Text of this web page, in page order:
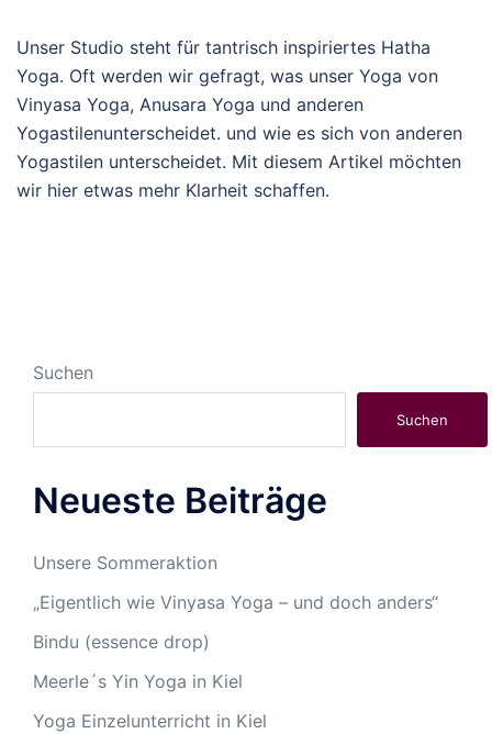
Unser Studio steht für tantrisch inspiriertes Hatha
Yoga. Oft werden wir gefragt, was unser Yoga von
Vinyasa Yoga, Anusara Yoga und anderen
Yogastilenunterscheidet. und wie es sich von anderen
Yogastilen unterscheidet. Mit diesem Artikel möchten
wir hier etwas mehr Klarheit schaffen.
Suchen
Suchen
Neueste Beiträge
Unsere Sommeraktion
„Eigentlich wie Vinyasa Yoga – und doch anders“
Bindu (essence drop)
Meerle´s Yin Yoga in Kiel
Yoga Einzelunterricht in Kiel